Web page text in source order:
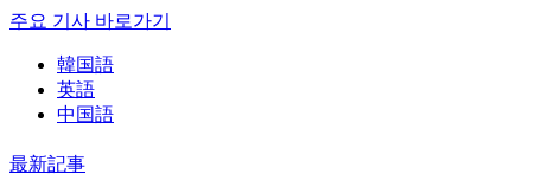
주요 기사 바로가기
韓国語
英語
中国語
最新記事